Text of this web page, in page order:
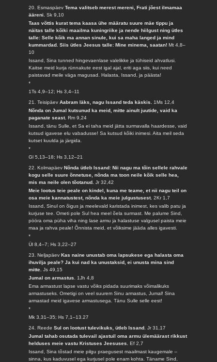
20. EsmaspäevTema valitseb merest mereni, Frati jõest ilmamaa
ääreni.Sk 9,10
Taas võttis kurat tema kaasa ühe määratu suure mäe tippu ja
näitas talle kõiki maailma kuningriike ja nende hiilgust ning ütles
talle: Selle kõik ma annan sinule, kui sa maha langed ja mind
kummardad. Siis ütles Jeesus talle: Mine minema, saatan!Mt 4,8–
10
Issand, Sina tunned hingevaenlase valelikke ja tühiseid ahvatlusi.
Kaitse meid kurja rünnakute eest igal ajal, eriti aga siis, kui need
paistavad meile väga magusad. Halasta, Issand, ja päästa!
*
1Ts 4,9–12; Hs 3,4–11
21. TeisipäevAabram läks, nagu Issand teda käskis. 1Ms 12,4
Nõnda on Jumal kutsunud ka meid, mitte ainult juutide, vaid ka
paganate seast.Rm 9,24
Issand, tänu Sulle, et Sa ei taha meid jätta surmavalla haardesse, vaid
kutsud igavese elu vabadusse! Sa kutsud kõiki inimesi. Aita meil seda
kutset kuulda ja järgida.
*
Gl 5,13–18; Hs 3,12–21
22. KolmapäevNõnda ütleb Issand: Nii nagu ma tõin sellele rahvale
kogu selle suure õnnetuse, nõnda ma toon neile kõik selle hea,
mis ma neile olen tõotanud.Jr 32,42
Meie lootus teie peale on kindel, kuna me teame, et nii nagu teil on
osa meie kannatustest, nõnda ka meie julgustusest.2Kr 1,7
Issand, Sinul on õigus ja meelevald karistada inimest, kes valib patu ja
kurjuse tee. Ometi pole Sul hea meel õela surmast. Me palume Sind,
pööra oma püha viha ning lase armu ja halastuse valgusel paista meie
maa ja rahva peale! Õnnista meid, et võiksime jääda alles igavesti.
*
Ül 8,4–7; Hs 3,22–27
23. NeljapäevKas naine unustab oma lapsukese ega halasta oma
ihuvilja peale? Ja kui nad ka unustaksid, ei unusta mina sind
mitte.Js 49,15
Jumal on armastus. 1Jh 4,8
Ema armastust lapse vastu võiks pidada suurimaks võimalikuks
armastuseks. Ometigi on veel suurem Sinu armastus, Jumal! Sina
armastad meid igavese armastusega. Tänu Sulle selle eest!
*
Mk 3,31–35; Hs 7,1–13.27
24. ReedeSul on lootust tulevikuks, ütleb Issand.Jr 31,17
Jumal tahab osutada tulevail ajastuil oma armu ülemäärast rikkust
helduses meie vastu Kristuses Jeesuses.Ef 2,7
Issand, Sina tõstad meie pilgu praegusest maailmast kaugemale –
sinna, kus kaduvusel ega kurjusel pole enam kohta. Täname Sind,